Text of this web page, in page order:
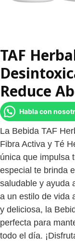
TAF
Reduce
Habla con
La Bebida TAF
Fibra Activa y Té
única que impulsa
especial te brinda
saludable y ayuda
a un estilo de vida
y deliciosa, la
perfecta para
todo el día.